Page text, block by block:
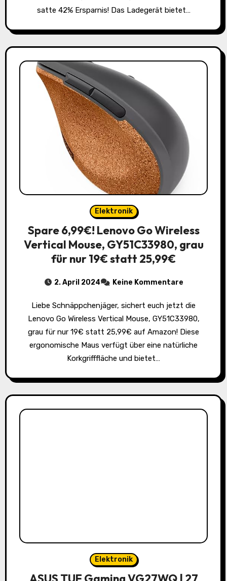
satte 42% Ersparnis! Das Ladegerät bietet…
Elektronik
Spare 6,99€! Lenovo Go Wireless
Vertical Mouse, GY51C33980, grau
für nur 19€ statt 25,99€
2. April 2024 Keine Kommentare
Liebe Schnäppchenjäger, sichert euch jetzt die
Lenovo Go Wireless Vertical Mouse, GY51C33980,
grau für nur 19€ statt 25,99€ auf Amazon! Diese
ergonomische Maus verfügt über eine natürliche
Korkgrifffläche und bietet…
Elektronik